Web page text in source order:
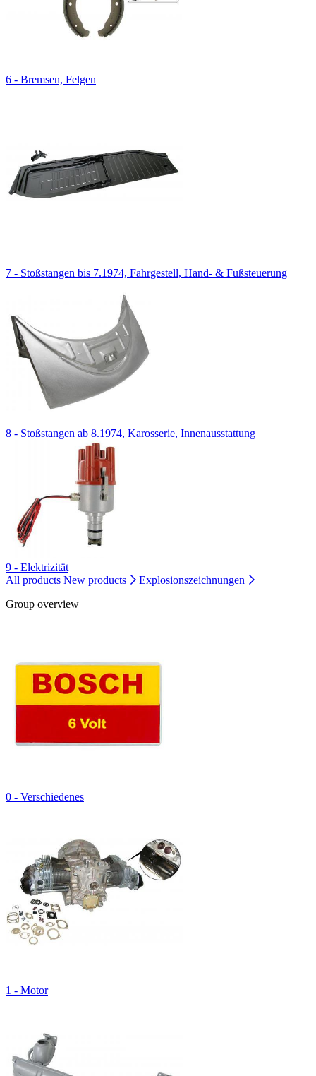
6 - Bremsen, Felgen
7 - Stoßstangen bis 7.1974, Fahrgestell, Hand- & Fußsteuerung
8 - Stoßstangen ab 8.1974, Karosserie, Innenausstattung
9 - Elektrizität
All products New products
Explosionszeichnungen
Group overview
0 - Verschiedenes
1 - Motor